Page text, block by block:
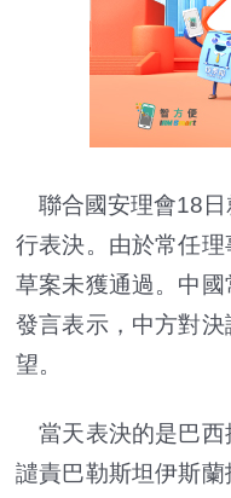
聯合國安理會18日
行表決。由於常任
草案未獲通過。中
發言表示，中方對
望。
當天表決的是巴西
譴責巴勒斯坦伊斯